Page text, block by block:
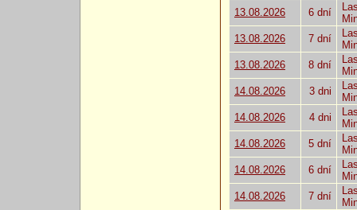
13.08.2026
6 dní
13.08.2026
7 dní
13.08.2026
8 dní
14.08.2026
3 dni
14.08.2026
4 dni
14.08.2026
5 dní
14.08.2026
6 dní
14.08.2026
7 dní